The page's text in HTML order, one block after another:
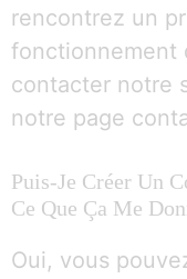
rencontrez un
fonctionnement
contacter notre
notre page
Puis-Je Créer Un
Ce Que Ça Me
Oui, vous